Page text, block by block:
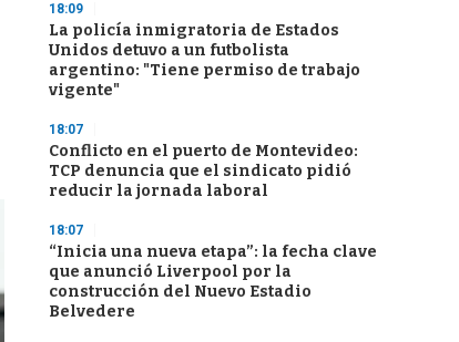
18:09
La policía inmigratoria de Estados
Unidos detuvo a un futbolista
argentino: "Tiene permiso de trabajo
vigente"
18:07
Conflicto en el puerto de Montevideo:
TCP denuncia que el sindicato pidió
reducir la jornada laboral
18:07
“Inicia una nueva etapa”: la fecha clave
que anunció Liverpool por la
construcción del Nuevo Estadio
Belvedere